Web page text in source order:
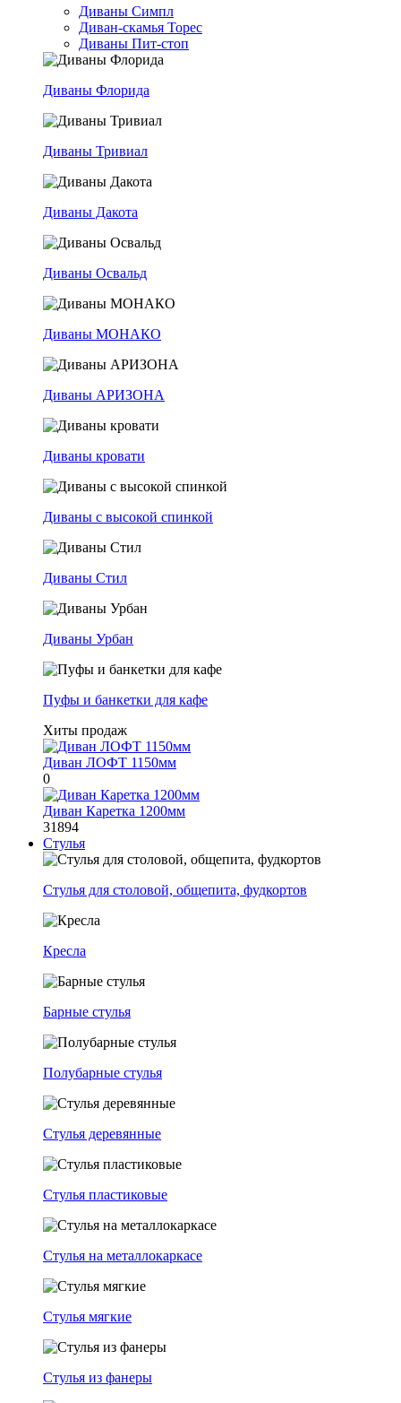
Диваны Симпл
Диван-скамья Торес
Диваны Пит-стоп
Диваны Флорида
Диваны Тривиал
Диваны Дакота
Диваны Освальд
Диваны МОНАКО
Диваны АРИЗОНА
Диваны кровати
Диваны с высокой спинкой
Диваны Стил
Диваны Урбан
Пуфы и банкетки для кафе
Хиты продаж
Диван ЛОФТ 1150мм
0
Диван Каретка 1200мм
31894
Стулья
Стулья для столовой, общепита, фудкортов
Кресла
Барные стулья
Полубарные стулья
Стулья деревянные
Стулья пластиковые
Стулья на металлокаркасе
Стулья мягкие
Стулья из фанеры